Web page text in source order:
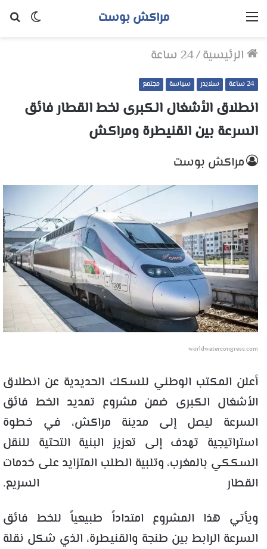
الوضع
مراكش بوست القائمة
الرئيسية/24 ساعة
24 ساعة سلايدر سياسة مجتمع
انطلاق الأشغال الكبرى لخط القطار فائق
السرعة بين القنيطرة ومراكش
مراكش بوست
worldwatercongress.com
أعلن المكتب الوطني للسكك الحديدية عن انطلاق
الأشغال الكبرى ضمن مشروع تمديد الخط فائق
السرعة ليصل إلى مدينة مراكش، في خطوة
استراتيجية تهدف إلى تعزيز البنية التحتية للنقل
السككي بالمغرب، وتلبية الطلب المتزايد على خدمات
القطار السريع.
ويأتي هذا المشروع امتداداً طبيعياً للخط فائق
السرعة الرابط بين طنجة والقنيطرة، الذي شكل نقلة